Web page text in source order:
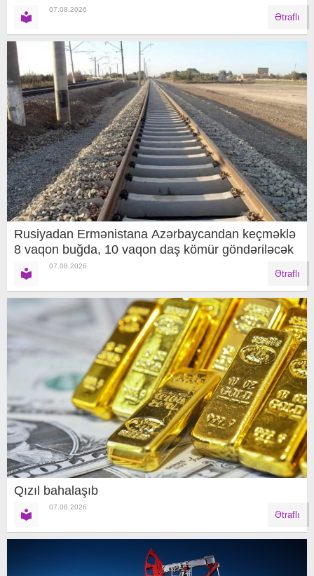
07.08.2026
Ətraflı
Rusiyadan Ermənistana Azərbaycandan keçməklə
8 vaqon buğda, 10 vaqon daş kömür göndəriləcək
07.08.2026
Ətraflı
Qızıl bahalaşıb
07.08.2026
Ətraflı